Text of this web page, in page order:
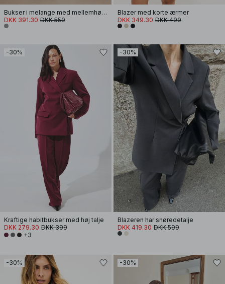
Bukser i melange med mellemhøj talje
DKK 391.30 DKK 559
Blazer med korte ærmer
DKK 349.30 DKK 499
-30%
Kraftige habitbukser med høj talje
DKK 279.30 DKK 399
+3
-30%
Blazeren har snøredetalje
DKK 419.30 DKK 599
-30% -30%